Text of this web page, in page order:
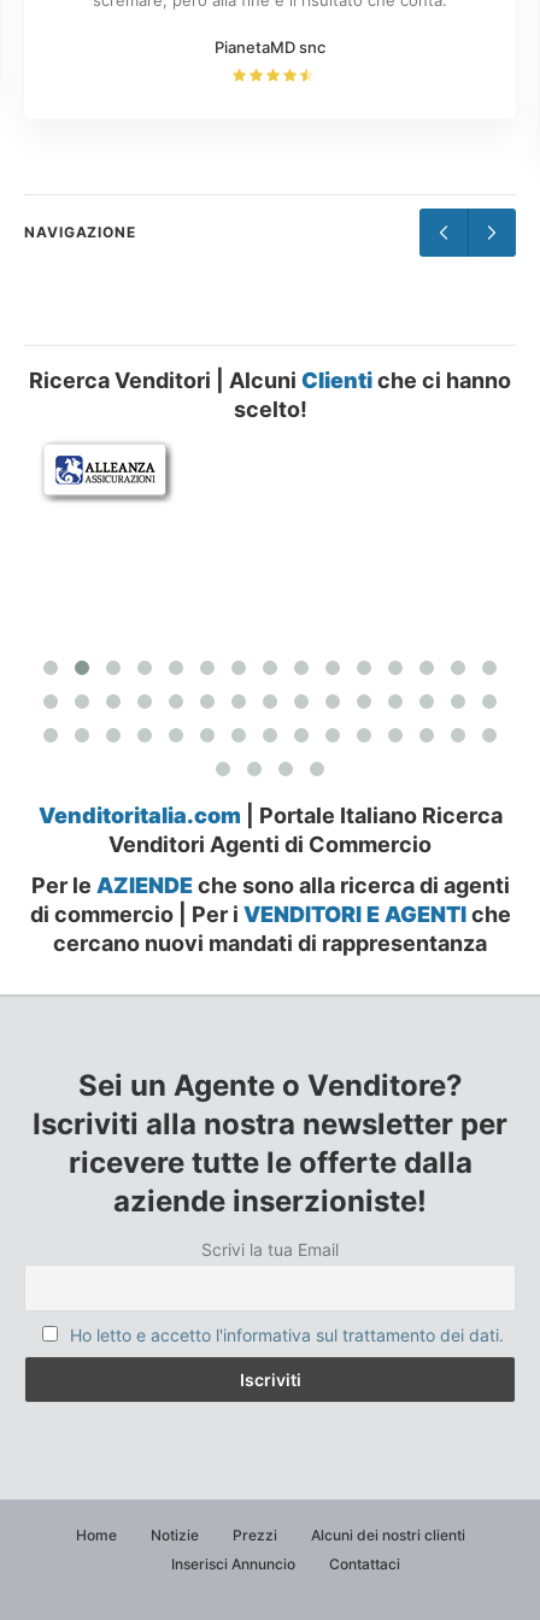
PianetaMD snc
NAVIGAZIONE
Ricerca Venditori | Alcuni Clientiche ci hanno
scelto!
Venditoritalia.com | Portale Italiano Ricerca
Venditori Agenti di Commercio
Per le AZIENDEche sono alla ricerca di agenti
di commercio | Per i VENDITORI E AGENTIche
cercano nuovi mandati di rappresentanza
Sei un Agente o Venditore?
Iscriviti alla nostra newsletter per
ricevere tutte le offerte dalla
aziende inserzioniste!
Scrivi la tua Email
Ho letto e accetto l'informativa sul trattamento dei dati.
Home Notizie Prezzi
Alcuni dei nostri clienti
Inserisci Annuncio
Contattaci